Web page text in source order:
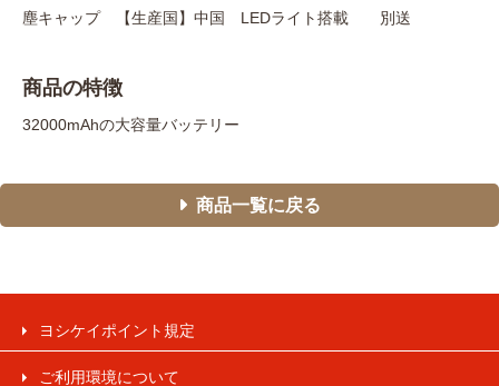
塵キャップ 【生産国】中国 LEDライト搭載 別送
商品の特徴
32000mAhの大容量バッテリー
商品一覧に戻る
ヨシケイポイント規定
ご利用環境について